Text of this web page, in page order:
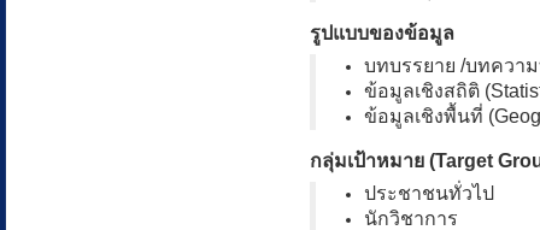
รูปแบบของข้อมูล
บทบรรยาย /บทความ
ข้อมูลเชิงสถิติ
ข้อมูลเชิงพื้นที่
กลุ่มเป้าหมาย (Target
ประชาชนทั่วไป
นักวิชาการ